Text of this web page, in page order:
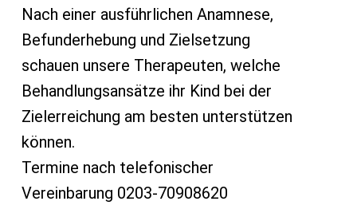
Nach einer ausführlichen Anamnese,
Befunderhebung und Zielsetzung
schauen unsere Therapeuten, welche
Behandlungsansätze ihr Kind bei der
Zielerreichung am besten unterstützen
können.
Termine nach telefonischer
Vereinbarung 0203-70908620